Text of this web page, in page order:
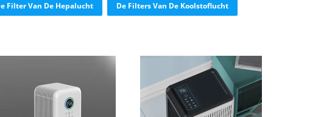
Filter Van De Hepalucht De Filters Van De Koolstoflucht